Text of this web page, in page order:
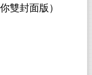
雙封面版）